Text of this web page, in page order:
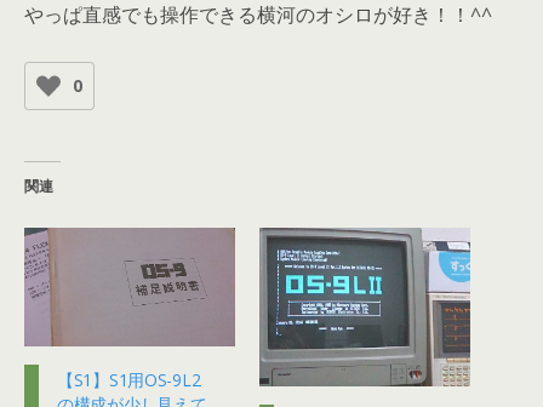
やっぱ直感でも操作できる横河のオシロが好き！！^^
0
関連
【S1】S1用OS-9L2